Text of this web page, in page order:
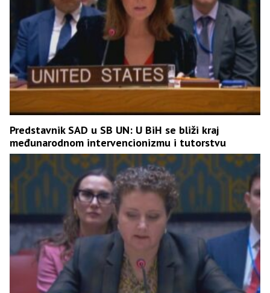
Predstavnik SAD u SB UN: U BiH se bliži kraj
međunarodnom intervencionizmu i tutorstvu